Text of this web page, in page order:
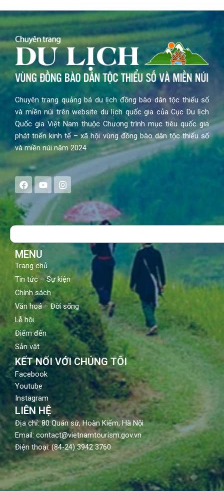
Chuyên trang quảng bá du lịch đồng bào dân tộc thiểu số
và miền núi trên website du lịch quốc gia của Cục Du lịch
Quốc gia Việt Nam thuộc Chương trình mục tiêu quốc gia
phát triển kinh tế – xã hội vùng đồng bào dân tộc thiểu số
và miền núi năm 2024
F
a
e
b
o
Y
o
t
u
b
I
n
s
a
g
Search
MENU
Trang chủ
Tin tức – Sự kiện
Chính sách
Văn hoá – Đời sống
Lễ hội
Điểm đến
Sản vật
KẾT NỐI VỚI CHÚNG TÔI
Facebook
Youtube
Instagram
LIÊN HỆ
Địa chỉ: 80 Quán sứ, Hoàn Kiếm, Hà Nội
Email: contact@vietnamtourism.gov.vn
Điện thoại: (84-24) 3942 3760